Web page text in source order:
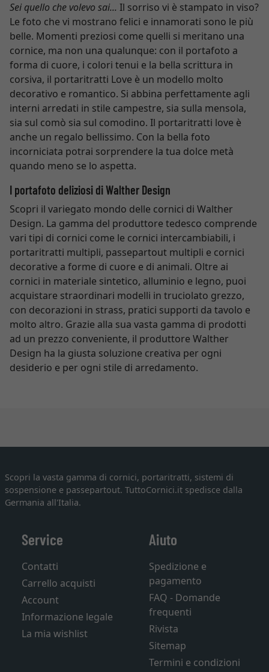
Sei quello che volevo sai... Il sorriso vi è stampato in viso?
Le foto che vi mostrano felici e innamorati sono le più
belle. Momenti preziosi come quelli si meritano una
cornice, ma non una qualunque: con il portafoto a
forma di cuore, i colori tenui e la bella scrittura in
corsiva, il portaritratti Love è un modello molto
decorativo e romantico. Si abbina perfettamente agli
interni arredati in stile campestre, sia sulla mensola,
sia sul comò sia sul comodino. Il portaritratti love è
anche un regalo bellissimo. Con la bella foto
incorniciata potrai sorprendere la tua dolce metà
quando meno se lo aspetta.
I portafoto deliziosi di Walther Design
Scopri il variegato mondo delle cornici di Walther
Design. La gamma del produttore tedesco comprende
vari tipi di cornici come le cornici intercambiabili, i
portaritratti multipli, passepartout multipli e cornici
decorative a forme di cuore e di animali. Oltre ai
cornici in materiale sintetico, alluminio e legno, puoi
acquistare straordinari modelli in truciolato grezzo,
con decorazioni in strass, pratici supporti da tavolo e
molto altro. Grazie alla sua vasta gamma di prodotti
ad un prezzo conveniente, il produttore Walther
Design ha la giusta soluzione creativa per ogni
desiderio e per ogni stile di arredamento.
Scopri la vasta gamma di cornici, portaritratti, sistemi di
sospensione e passepartout. TuttoCornici.it spedisce dalla
Germania all'Italia.
Service
Contatti
Carrello acquisti
Account
Informazione legale
La mia wishlist
Aiuto
Spedizione e
pagamento
FAQ - Domande
frequenti
Rivista
Sitemap
Termini e condizioni